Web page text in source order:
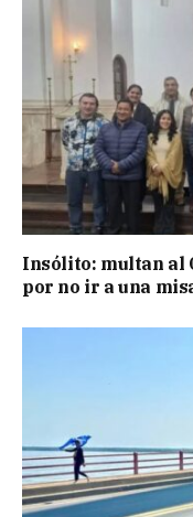
Insólito: multan al
por no ir a una